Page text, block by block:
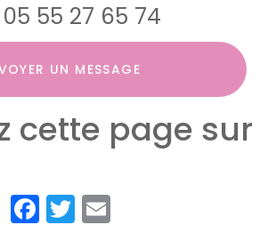
05 55 27 65 74
UN MESSAGE
cette page sur
Facebook
Twitter